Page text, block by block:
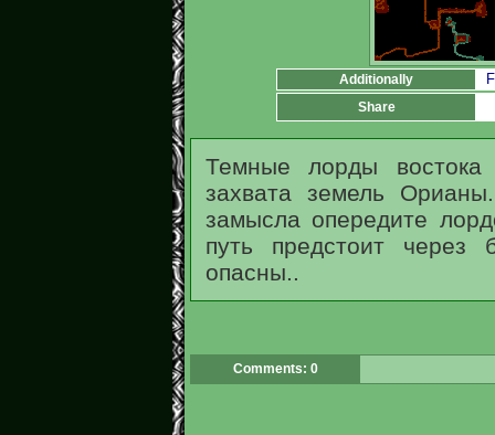
Additionally
Share
Темные лорды
захвата земель
замысла опередите
путь предстоит через
опасны..
Comments: 0